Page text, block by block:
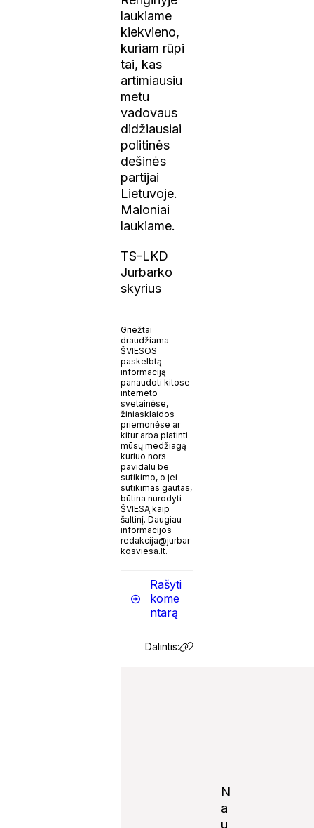
laukiame
kiekvieno,
kuriam rūpi
tai, kas
artimiausiu
metu
vadovaus
didžiausiai
politinės
dešinės
partijai
Lietuvoje.
Maloniai
laukiame.
TS-LKD
Jurbarko
skyrius
Griežtai
draudžiama
ŠVIESOS
paskelbtą
informaciją
panaudoti kitose
interneto
svetainėse,
žiniasklaidos
priemonėse ar
kitur arba platinti
mūsų medžiagą
kuriuo nors
pavidalu be
sutikimo, o jei
sutikimas gautas,
būtina nurodyti
ŠVIESĄ kaip
šaltinį. Daugiau
informacijos
redakcija@jurbar
kosviesa.lt.
Rašyti
kome
ntarą
Dalintis:
N
a
u